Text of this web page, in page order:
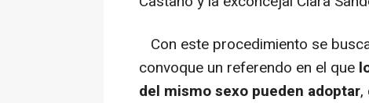
Con este procedimiento se
convoque un referendo en el que
del mismo sexo pueden adoptar,